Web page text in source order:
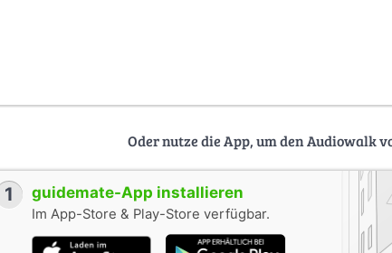
Oder nutze die App, um den Audiowalk
1 guidemate-App installieren
Im App-Store & Play-Store verfügbar.